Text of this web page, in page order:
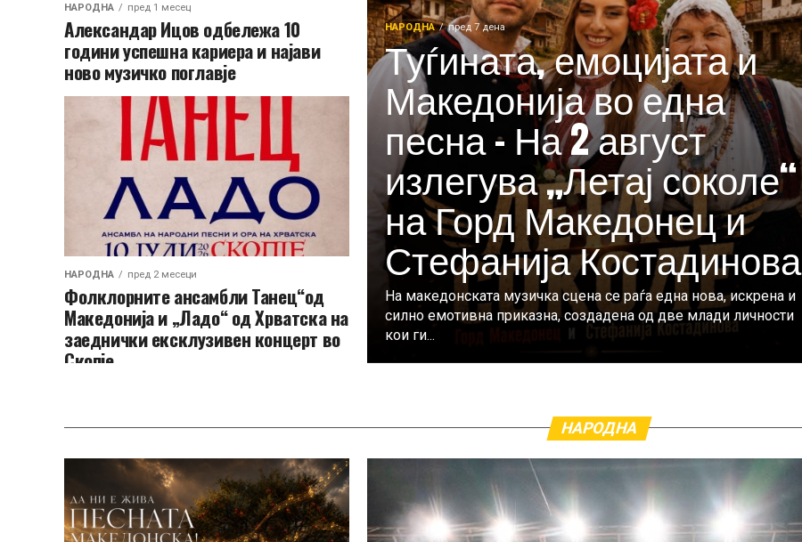
НАРОДНА пред 7 дена
Туѓината, емоцијата и
Македонија во една
песна – На 2 август
излегува „Летај соколе“
на Горд Македонец и
Стефанија Костадинова
На македонската музичка сцена се раѓа една нова, искрена и
силно емотивна приказна, создадена од две млади личности
кои ги...
НАРОДНА пред 1 месец
Александар Ицов одбележа 10
години успешна кариера и најави
ново музичко поглавје
НАРОДНА пред 2 месеци
Фолклорните ансамбли Танец“од
Македонија и „Ладо“ од Хрватска на
заеднички ексклузивен концерт во
Скопје
НАРОДНА